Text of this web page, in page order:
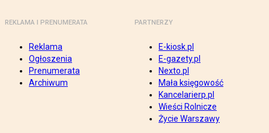
REKLAMA I PRENUMERATA
Reklama
Ogłoszenia
Prenumerata
Archiwum
PARTNERZY
E-kiosk.pl
E-gazety.pl
Nexto.pl
Mała księgowość
Kancelarierp.pl
Wieści Rolnicze
Życie Warszawy